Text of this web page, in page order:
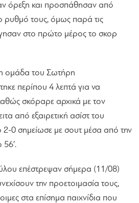
όρεξη και προσπάθησαν από
ρυθμό τους, όμως παρά τις
στο πρώτο μέρος το σκορ
ομάδα του Σωτήρη
περίπου 4 λεπτά για να
σκόραρε αρχικά με τον
από εξαιρετική ασίστ του
2-0 σημείωσε με σουτ μέσα από την
επέστρεψαν σήμερα (11/08)
την προετοιμασία τους,
στα επίσημα παιχνίδια που